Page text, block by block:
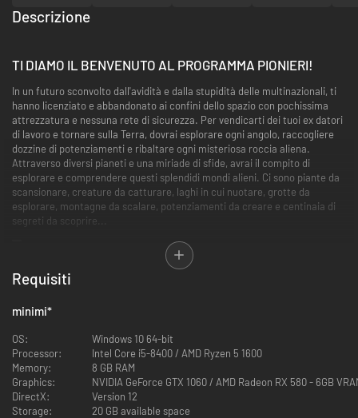
Descrizione
TI DIAMO IL BENVENUTO AL PROGRAMMA PIONIERI!
In un futuro sconvolto dall'avidità e dalla stupidità delle multinazionali, ti
hanno licenziato e abbandonato ai confini dello spazio con pochissima
attrezzatura e nessuna rete di sicurezza. Per vendicarti dei tuoi ex datori
di lavoro e tornare sulla Terra, dovrai esplorare ogni angolo, raccogliere
dozzine di potenziamenti e ribaltare ogni misteriosa roccia aliena.
Attraverso diversi pianeti e una miriade di sfide, avrai il compito di
esplorare e comprendere questi splendidi mondi alieni. Ci sono piante da
scansionare, creature da catturare, laghi in cui nuotare, grotte da
esplorare, montagne da scalare, potenziamenti da creare e centinaia di
segreti da scoprire...
CO-OP DINAMICA
piattaforma! O meglio ancora, vivi la gioia nostalgica di sederti sullo
stesso divano e giocare sullo stesso schermo con la persona che ami.
Come ai vecchi tempi, quando il mondo era giovane ed eravamo felici.
Requisiti
minimi*
OS:
Windows 10 64-bit
Processor:
Intel Core i5-8400 / AMD Ryzen 5 1600
Memory:
8 GB RAM
Graphics:
NVIDIA GeForce GTX 1060 / AMD Radeon RX 580 - 6GB
DirectX:
Version 12
Storage:
20 GB available space